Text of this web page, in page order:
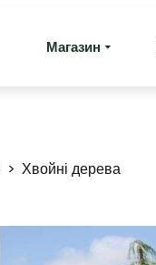
Магазин
Хвойні дерева